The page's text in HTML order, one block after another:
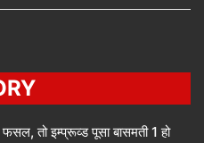
फसल, तो इम्प्रूव्ड पूसा बासमती 1 हो